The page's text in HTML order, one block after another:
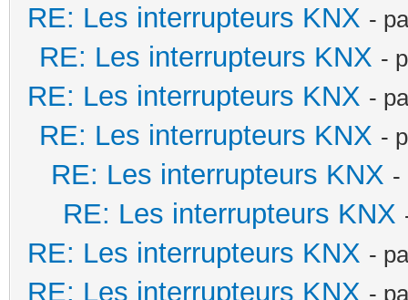
RE: Les interrupteurs KNX -
RE: Les interrupteurs KNX -
RE: Les interrupteurs KNX -
RE: Les interrupteurs KNX -
RE: Les interrupteurs KNX -
RE: Les interrupteurs KNX
RE: Les interrupteurs KNX -
RE: Les interrupteurs KNX -